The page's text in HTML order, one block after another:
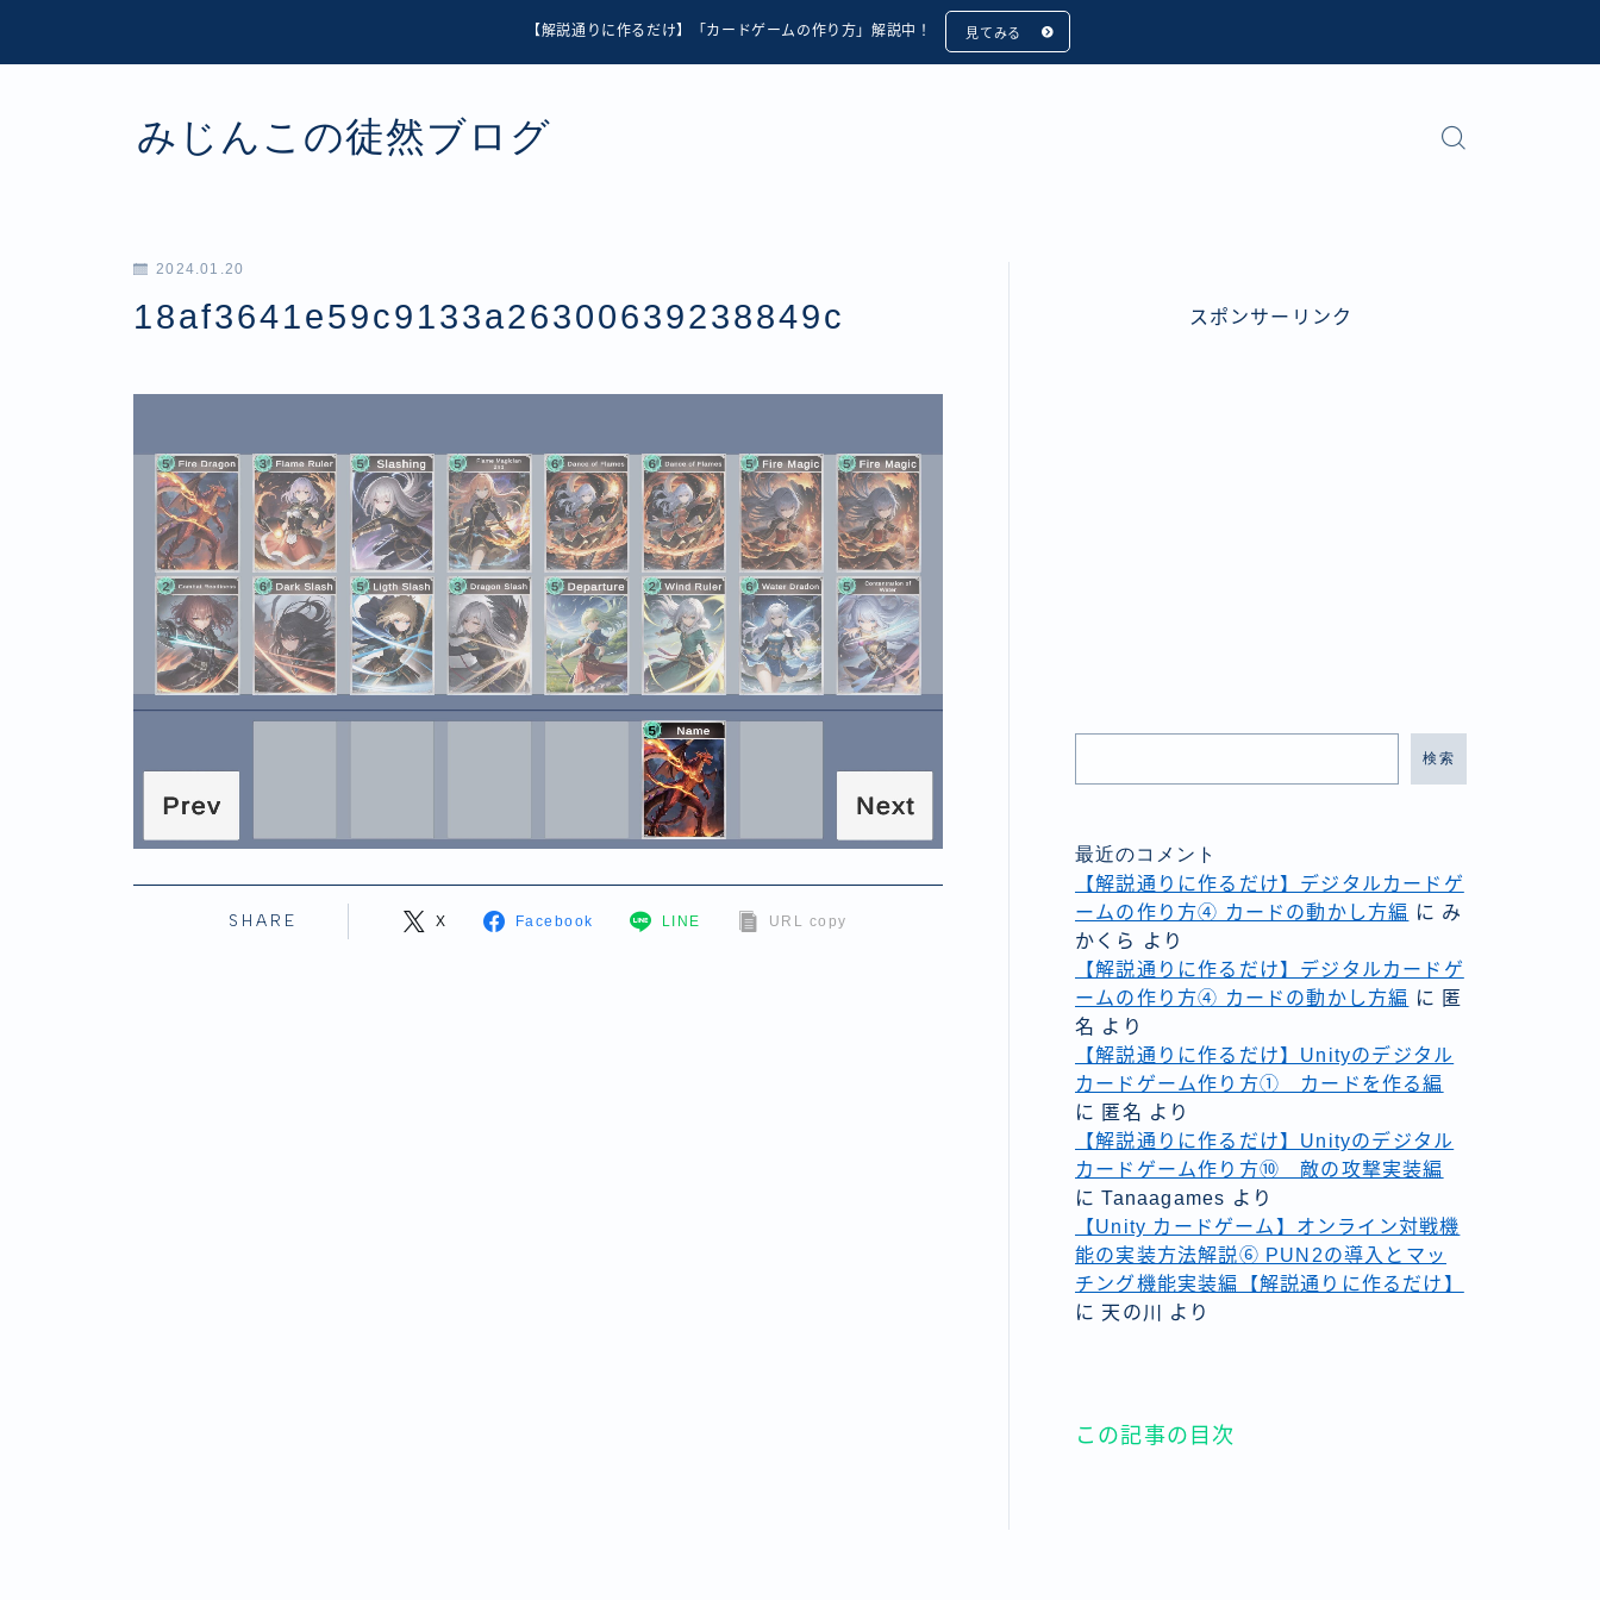
【解説通りに作るだけ】「カードゲームの作り方」解説中！ 見てみる
みじんこの徒然ブログ
2024.01.20
18af3641e59c9133a26300639238849c
SHARE X Facebook LINE URL copy
スポンサーリンク
検索
最近のコメント
【解説通りに作るだけ】デジタルカードゲ
ームの作り方④ カードの動かし方編 に み
かくら
より
【解説通りに作るだけ】デジタルカードゲ
ームの作り方④ カードの動かし方編 に 匿
名 より
【解説通りに作るだけ】Unityのデジタル
カードゲーム作り方① カードを作る編
に 匿名 より
【解説通りに作るだけ】Unityのデジタル
カードゲーム作り方⑩ 敵の攻撃実装編
にTanaagames より
【Unity カードゲーム】オンライン対戦機
能の実装方法解説⑥ PUN2の導入とマッ
チング機能実装編【解説通りに作るだけ】
に 天の川 より
この記事の目次